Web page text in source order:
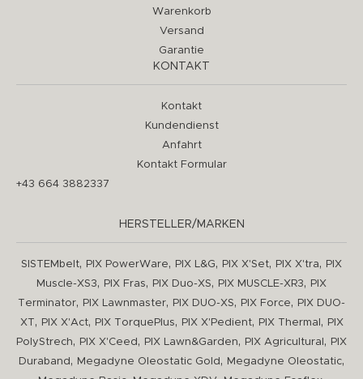
Warenkorb
Versand
Garantie
KONTAKT
Kontakt
Kundendienst
Anfahrt
Kontakt Formular
+43 664 3882337
HERSTELLER/MARKEN
SISTEMbelt, PIX PowerWare, PIX L&G, PIX X'Set, PIX X'tra,
PIX
Muscle-XS3, PIX Fras, PIX Duo-XS, PIX MUSCLE-XR3,
PIX
Terminator, PIX Lawnmaster, PIX DUO-XS, PIX Force,
PIX DUO-
XT, PIX X'Act, PIX TorquePlus, PIX X'Pedient, PIX Thermal ,
PIX
PolyStrech, PIX X'Ceed , PIX Lawn&Garden, PIX Agricultural ,
PIX
Duraband , Megadyne Oleostatic Gold , Megadyne Oleostatic,